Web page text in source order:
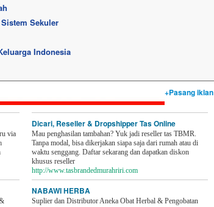
Sekuler
Indonesia
+Pasang iklan
via
Dicari, Reseller & Dropshipper Tas Online
Mau penghasilan tambahan? Yuk jadi reseller tas TBMR.
Tanpa modal, bisa dikerjakan siapa saja dari rumah atau di
waktu senggang. Daftar sekarang dan dapatkan diskon
khusus reseller
http://www.tasbrandedmurahriri.com
NABAWI HERBA
Suplier dan Distributor Aneka Obat Herbal & Pengobatan